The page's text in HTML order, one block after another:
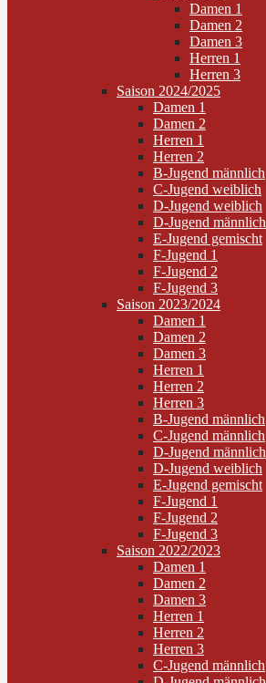
Damen 1
Damen 2
Damen 3
Herren 1
Herren 3
Saison 2024/2025
Damen 1
Damen 2
Herren 1
Herren 2
B-Jugend männlich
C-Jugend weiblich
D-Jugend weiblich
D-Jugend männlich
E-Jugend gemischt
F-Jugend 1
F-Jugend 2
F-Jugend 3
Saison 2023/2024
Damen 1
Damen 2
Damen 3
Herren 1
Herren 2
Herren 3
B-Jugend männlich
C-Jugend männlich
D-Jugend männlich
D-Jugend weiblich
E-Jugend gemischt
F-Jugend 1
F-Jugend 2
F-Jugend 3
Saison 2022/2023
Damen 1
Damen 2
Damen 3
Herren 1
Herren 2
Herren 3
C-Jugend männlich